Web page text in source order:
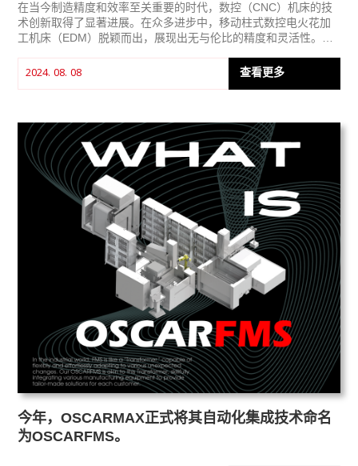
在当今制造精度和效率至关重要的时代，数控（CNC）机床的技
术创新取得了显著进展。在众多进步中，移动柱式数控电火花加
工机床（EDM）脱颖而出，展现出无与伦比的精度和灵活性。本
率和具体应用，重点阐述其如何革新制造流程。
2024. 08. 08 查看更多
今年，OSCARMAX正式将其自动化集成技术命名
为OSCARFMS。